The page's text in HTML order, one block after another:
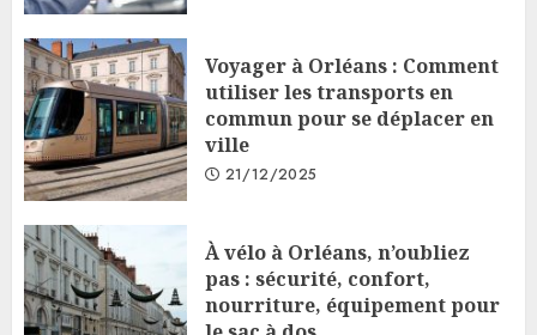
Voyager à Orléans : Comment
utiliser les transports en
commun pour se déplacer en
ville
21/12/2025
À vélo à Orléans, n’oubliez
pas : sécurité, confort,
nourriture, équipement pour